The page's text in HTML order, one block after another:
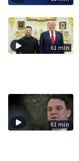
61 min
61 min